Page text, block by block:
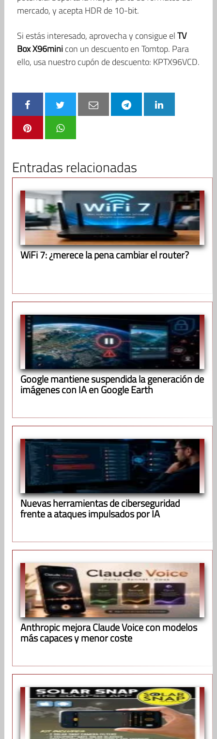
mercado, y acepta HDR de 10-bit.
Si estás interesado, aprovecha y consigue elTV
Box X96minicon un descuento en Tomtop. Para
ello, usa nuestro cupón de descuento: KPTX96VCD.
Entradas relacionadas
WiFi 7: ¿merece la pena cambiar el router?
Google mantiene suspendida la generación de
imágenes con IA en Google Earth
Nuevas herramientas de ciberseguridad
frente a ataques impulsados por IA
Anthropic mejora Claude Voice con modelos
más capaces y menor coste